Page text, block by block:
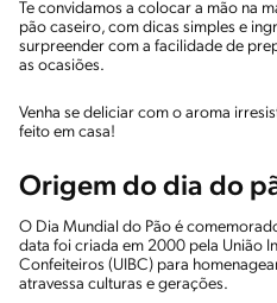
Te convidamos a colocar a mão na
pão caseiro, com dicas simples e
surpreender com a facilidade de
as ocasiões.
Venha se deliciar com o aroma
feito em casa!
Origem do dia do
O Dia Mundial do Pão é
data foi criada em 2000 pela União
Confeiteiros (UIBC) para
atravessa culturas e gerações.